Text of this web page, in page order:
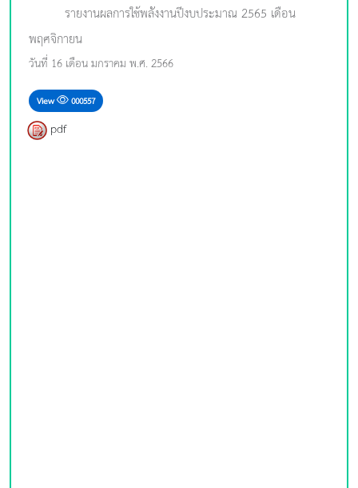
รายงานผลการใช้พลังงานปีงบประมาณ 2565 เดือน
พฤศจิกายน
วันที่ 16 เดือน มกราคม พ.ศ. 2566
View 000557
pdf